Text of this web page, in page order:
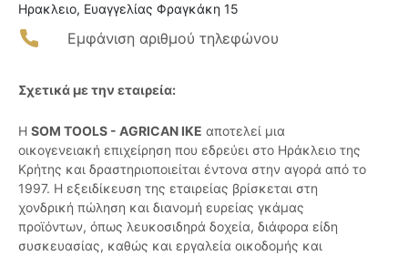
Ηρακλειο, Ευαγγελίας Φραγκάκη 15
Εμφάνιση αριθμού τηλεφώνου
Σχετικά με την εταιρεία:
Η SOM TOOLS - AGRICAN ΙΚΕ αποτελεί μια
οικογενειακή επιχείρηση που εδρεύει στο Ηράκλειο της
Κρήτης και δραστηριοποιείται έντονα στην αγορά από το
1997. Η εξειδίκευση της εταιρείας βρίσκεται στη
χονδρική πώληση και διανομή ευρείας γκάμας
προϊόντων, όπως λευκοσιδηρά δοχεία, διάφορα είδη
συσκευασίας, καθώς και εργαλεία οικοδομής και